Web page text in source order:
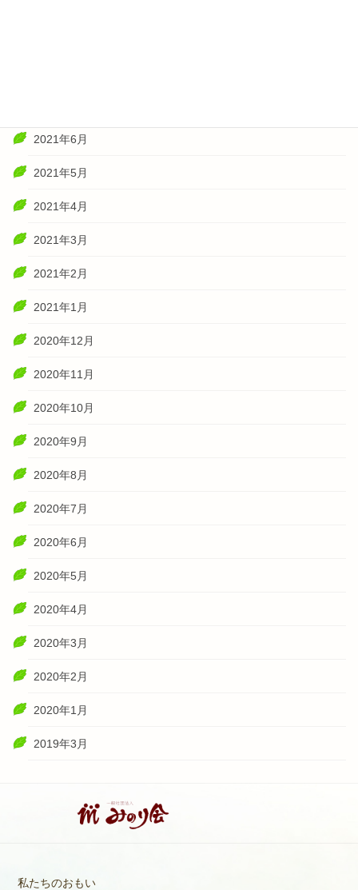
2021年6月
2021年5月
2021年4月
2021年3月
2021年2月
2021年1月
2020年12月
2020年11月
2020年10月
2020年9月
2020年8月
2020年7月
2020年6月
2020年5月
2020年4月
2020年3月
2020年2月
2020年1月
2019年3月
私たちのおもい